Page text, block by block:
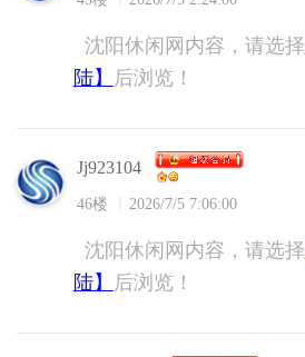
沈阳休闲网内容，请选择
陆】
后浏览！
Jj923104
46楼 2026/7/5 7:06:00
沈阳休闲网内容，请选择
陆】
后浏览！